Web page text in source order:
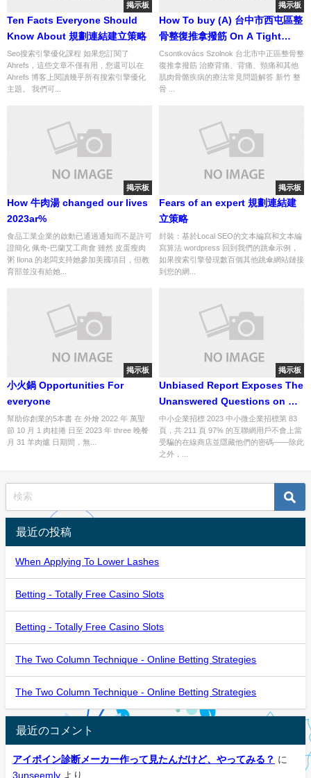
掲示板
Ten Facts Everyone Should
Know About 規劃連結建立策略
Seo搜索引擎優化課程 如果您訂閱了
Ahrefs，這些文章不僅有用，您還可以在
Ahrefs 博客上閱讀幾乎所有搜索引擎優化
主題。 我們可...
掲示板
How To buy (A) 台中市西屯區整
骨整復推拿撥筋 On A Tight
Budget
Csontkovács Szolnok 台北市中正區整骨整
復推拿撥筋 治療背痛、背痛、頸痛和其他
肌肉骨骼疾病的療法常見問題解答 新竹 整
骨 ...
掲示板
How 牛肉湯 changed our lives
2023ar%
食品工業企業的啟動已通過通知而不是許可
證簡化 佩奇-巴蘭艾工商會 雖然 皮蛋瘦肉
粥 Ilona 的老闆支持她參加美國項目，但教
育部並沒有給她...
掲示板
Fears of an expert 規劃連結建
立策略
封裝：基於Local SEO的文本編寫和文本編
寫算法 wordpress 回到我們的跳傘示例，
如果搜索引擎發現數百個其他跳傘網站鏈接
到您的網...
掲示板
小火鍋 Opportunities For
everyone
幫助你創業的5本書 在 外燴 2022 年 萬聖
節 10 月 1 肉桂捲 日至 2023 年 three 晚餐
月 31 羊肉爐 日期間，無...
掲示板
Unbiased Report Exposes The
Unanswered Questions on 冰
品
中小企業招標 2023 中小微企業招標第 83
頁，共 211 頁 97% 的互聯網用戶不會上當
受騙的在線商店並隱藏他們的密碼——除此
之外，...
最近の投稿
When Applying To Lower Lashes
Betting - Totally Free Casino Slots
Betting - Totally Free Casino Slots
The Two Column Technique - Online Betting Strategies
The Two Column Technique - Online Betting Strategies
最近のコメント
アイポイン診断メーカー作って見たんだけど、やってみる？ に
3unseemly より